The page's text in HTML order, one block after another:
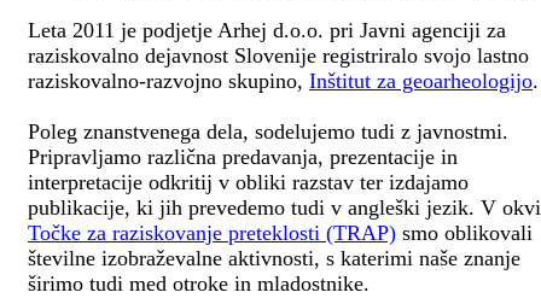
Leta 2011 je podjetje Arhej d.o.o. pri Javni agenciji za
raziskovalno dejavnost Slovenije registriralo svojo lastno
raziskovalno-razvojno skupino, Inštitut za geoarheologijo.
Poleg znanstvenega dela, sodelujemo tudi z javnostmi.
Pripravljamo različna predavanja, prezentacije in
interpretacije odkritij v obliki razstav ter izdajamo
publikacije, ki jih prevedemo tudi v angleški jezik. V
Točke za raziskovanje preteklosti (TRAP) smo oblikovali
številne izobraževalne aktivnosti, s katerimi naše znanje
širimo tudi med otroke in mladostnike.